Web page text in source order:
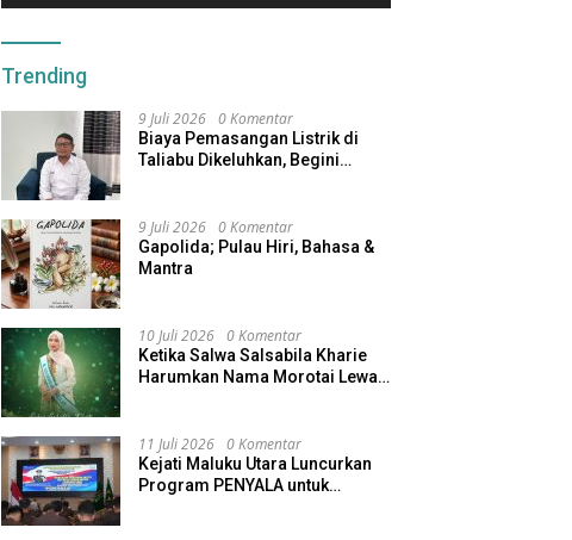
Pastikan Program Afirmasi
Menjaga Inflasi Maluku Utara
Trending
9 Juli 2026 0 Komentar
Biaya Pemasangan Listrik di
Taliabu Dikeluhkan, Begini
9 Juli 2026 0 Komentar
Gapolida; Pulau Hiri, Bahasa &
Mantra
10 Juli 2026 0 Komentar
Ketika Salwa Salsabila Kharie
Harumkan Nama Morotai Lewat
11 Juli 2026 0 Komentar
Kejati Maluku Utara Luncurkan
Program PENYALA untuk